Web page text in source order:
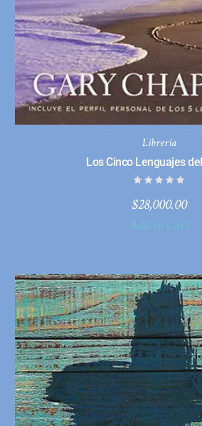
Librería
Los Cinco Lenguajes
$28,000.00
Add to Cart